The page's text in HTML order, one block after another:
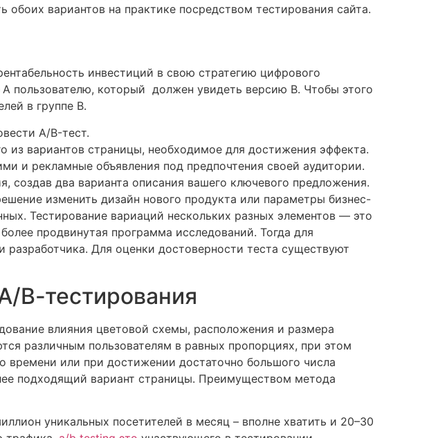
вариантов на практике посредством тестирования сайта.
инвестиций в свою стратегию цифрового
пользователю, который должен увидеть версию В. Чтобы этого
в группе В.
A/B-тест.
из вариантов страницы, необходимое для достижения эффекта.
и рекламные объявления под предпочтения своей аудитории.
создав два варианта описания вашего ключевого предложения.
изменить дизайн нового продукта или параметры бизнес-
Тестирование вариаций нескольких разных элементов — это
продвинутая программа исследований. Тогда для
Для оценки достоверности теста существуют
В-тестирования
влияния цветовой схемы, расположения и размера
различным пользователям в равных пропорциях, при этом
времени или при достижении достаточно большого числа
подходящий вариант страницы. Преимуществом метода
уникальных посетителей в месяц – вполне хватить и 20–30